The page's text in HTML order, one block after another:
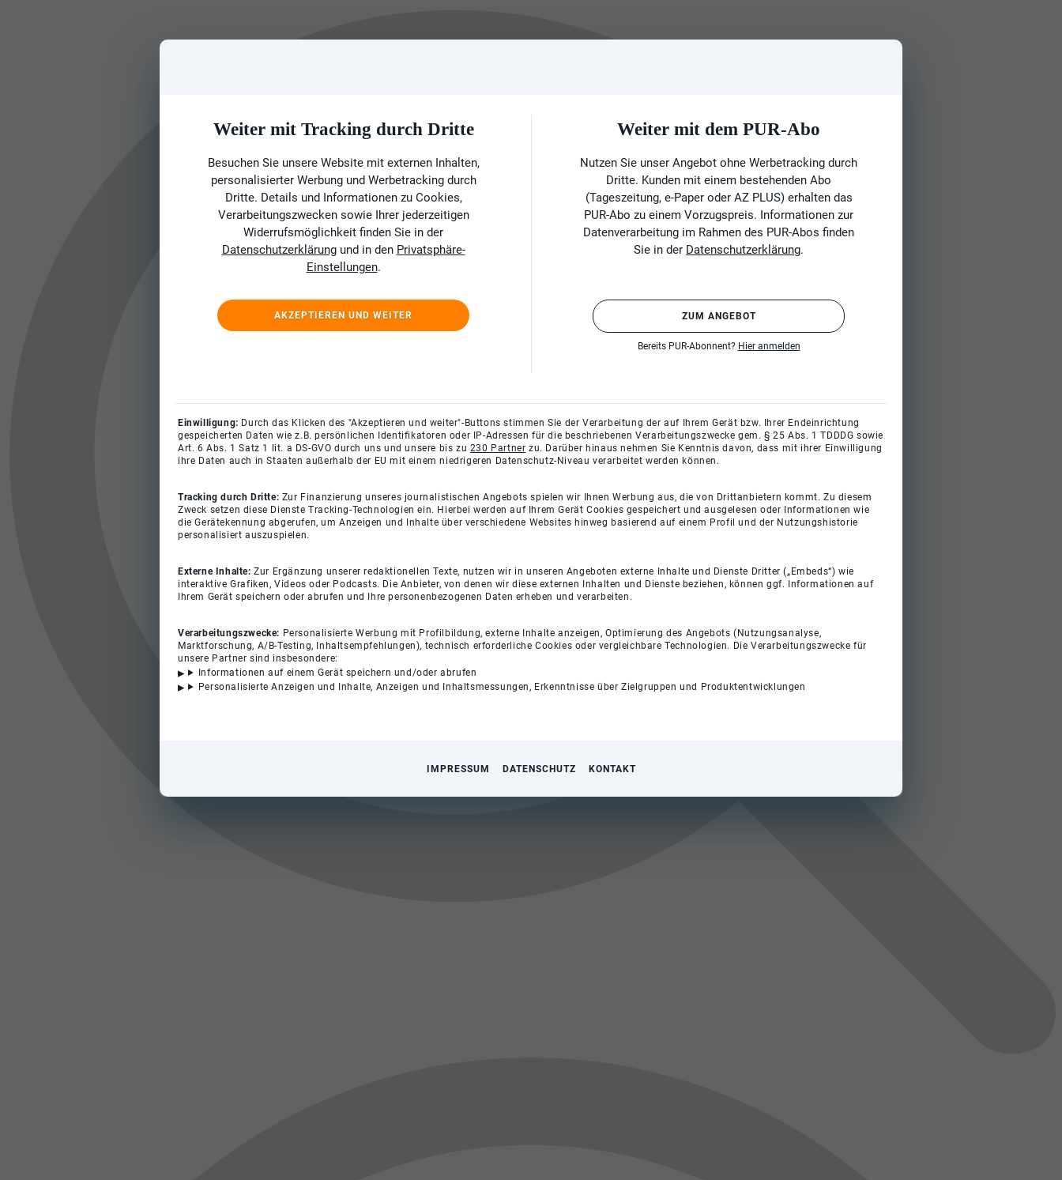
Weiter mit Tracking durch Dritte
Besuchen Sie unsere Website mit externen Inhalten,
personalisierter Werbung und Werbetracking durch
Dritte. Details und Informationen zu Cookies,
Verarbeitungszwecken sowie Ihrer jederzeitigen
Widerrufsmöglichkeit finden Sie in der
Datenschutzerklärungund in den Privatsphäre-
Einstellungen.
AKZEPTIEREN UND WEITER
Weiter mit dem PUR-Abo
Nutzen Sie unser Angebot ohne Werbetracking durch
Dritte. Kunden mit einem bestehenden Abo
(Tageszeitung, e-Paper oder AZ PLUS) erhalten das
PUR-Abo zu einem Vorzugspreis. Informationen zur
Datenverarbeitung im Rahmen des PUR-Abos finden
Sie in der Datenschutzerklärung.
ZUM ANGEBOT
Bereits PUR-Abonnent? Hier anmelden
Einwilligung: Durch das Klicken des "Akzeptieren und weiter"-Buttons stimmen Sie der Verarbeitung der auf Ihrem Gerät bzw. Ihrer Endeinrichtung
gespeicherten Daten wie z.B. persönlichen Identifikatoren oder IP-Adressen für die beschriebenen Verarbeitungszwecke gem. § 25 Abs. 1 TDDDG sowie
Art. 6 Abs. 1 Satz 1 lit. a DS-GVO durch uns und unsere bis zu 230 Partner zu. Darüber hinaus nehmen Sie Kenntnis davon, dass mit ihrer Einwilligung
ihre Daten auch in Staaten außerhalb der EU mit einem niedrigeren Datenschutz-Niveau verarbeitet werden können.
Tracking durch Dritte: Zur Finanzierung unseres journalistischen Angebots spielen wir Ihnen Werbung aus, die von Drittanbietern kommt. Zu diesem
Zweck setzen diese Dienste Tracking-Technologien ein. Hierbei werden auf Ihrem Gerät Cookies gespeichert und ausgelesen oder Informationen wie
die Gerätekennung abgerufen, um Anzeigen und Inhalte über verschiedene Websites hinweg basierend auf einem Profil und der Nutzungshistorie
personalisiert auszuspielen.
Externe Inhalte:Zur Ergänzung unserer redaktionellen Texte, nutzen wir in unseren Angeboten externe Inhalte und Dienste Dritter („Embeds“) wie
interaktive Grafiken, Videos oder Podcasts. Die Anbieter, von denen wir diese externen Inhalten und Dienste beziehen, können ggf. Informationen auf
Ihrem Gerät speichern oder abrufen und Ihre personenbezogenen Daten erheben und verarbeiten.
Verarbeitungszwecke: Personalisierte Werbung mit Profilbildung, externe Inhalte anzeigen, Optimierung des Angebots (Nutzungsanalyse,
Marktforschung, A/B-Testing, Inhaltsempfehlungen), technisch erforderliche Cookies oder vergleichbare Technologien. Die Verarbeitungszwecke für
unsere Partner sind insbesondere:
Informationen auf einem Gerät speichern und/oder abrufen
Personalisierte Anzeigen und Inhalte, Anzeigen und Inhaltsmessungen, Erkenntnisse über Zielgruppen und Produktentwicklungen
IMPRESSUM DATENSCHUTZ KONTAKT